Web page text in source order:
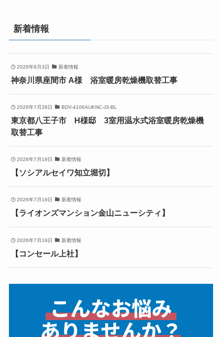
新着情報
2026年8月3日 新着情報
神奈川県座間市 A様 浴室暖房乾燥機取替工事
2026年7月28日 BDV-4106AUKNC-J3-BL
東京都八王子市 H様邸 3室用温水式浴室暖房乾燥機
取替工事
2026年7月19日 新着情報
【ソシアルセイワ知立堀切】
2026年7月19日 新着情報
【ライオンズマンション金山ニューシティ】
2026年7月19日 新着情報
【コンセール上社】